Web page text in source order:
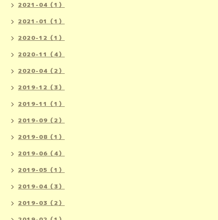
2021-04（1）
2021-01（1）
2020-12（1）
2020-11（4）
2020-04（2）
2019-12（3）
2019-11（1）
2019-09（2）
2019-08（1）
2019-06（4）
2019-05（1）
2019-04（3）
2019-03（2）